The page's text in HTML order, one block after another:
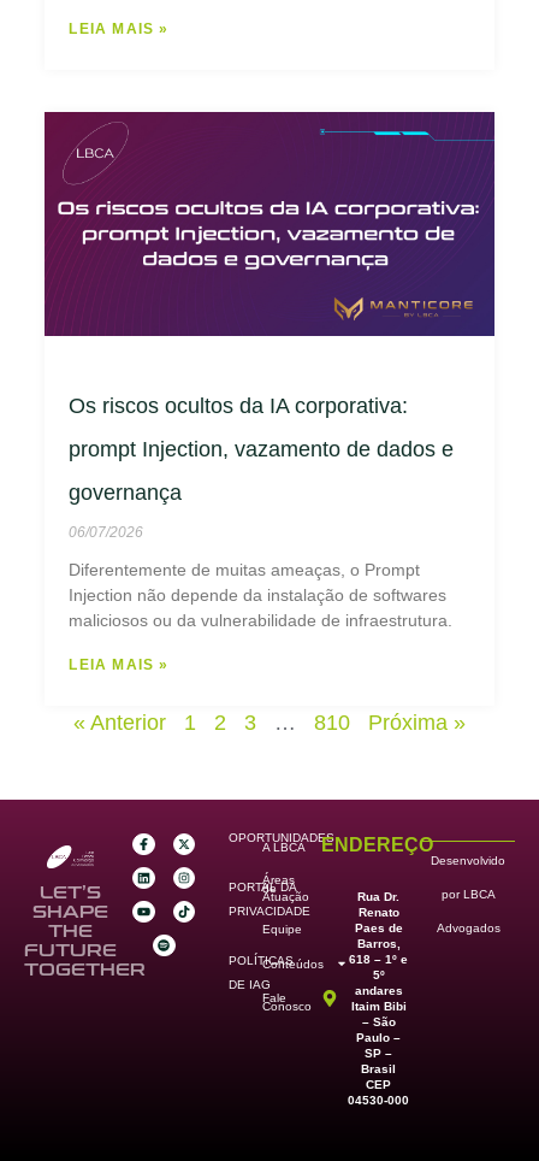
LEIA MAIS »
Os riscos ocultos da IA corporativa:
prompt Injection, vazamento de dados e
governança
06/07/2026
Diferentemente de muitas ameaças, o Prompt
Injection não depende da instalação de softwares
maliciosos ou da vulnerabilidade de infraestrutura.
LEIA MAIS »
« Anterior 1 2 3 … 810 Próxima »
LET’S
SHAPE
THE
FUTURE
TOGETHER
OPORTUNIDADES
PORTAL DA
PRIVACIDADE
POLÍTICAS
DE IAG
A LBCA
Áreas
de
Atuação
Equipe
Conteúdos
Fale
Conosco
ENDEREÇO
Rua Dr.
Renato
Paes de
Barros,
618 – 1º e
5º
andares
Itaim Bibi
– São
Paulo –
SP –
Brasil
CEP
04530-000
Desenvolvido
por LBCA
Advogados